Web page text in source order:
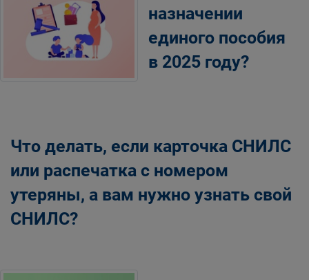
назначении
единого пособия
в 2025 году?
Что делать, если карточка СНИЛС
или распечатка с номером
утеряны, а вам нужно узнать свой
СНИЛС?